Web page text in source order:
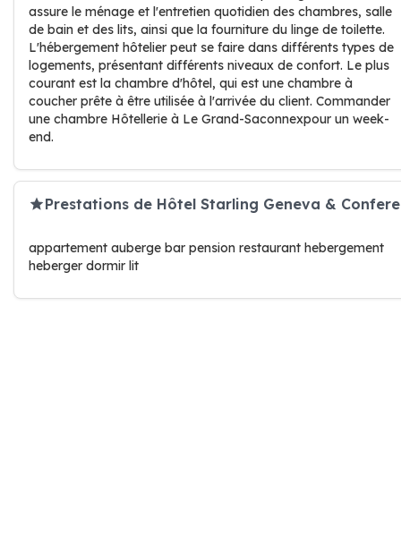
assure le ménage et l'entretien quotidien des chambres, salle
de bain et des lits, ainsi que la fourniture du linge de toilette.
L'hébergement hôtelier peut se faire dans différents types de
logements, présentant différents niveaux de confort. Le plus
courant est la chambre d'hôtel, qui est une chambre à
coucher prête à être utilisée à l'arrivée du client. Commander
une chambre Hôtellerie à Le Grand-Saconnexpour un week-
end.
Prestations de Hôtel Starling Geneva & Confere
appartement auberge bar pension restaurant hebergement
heberger dormir lit